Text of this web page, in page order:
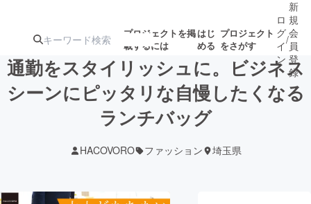
プロジェクトを掲
載するには
はじ
める
プロジェクト
をさがす
注目の新着プロ募集終了が近いプ
ロ
グ
イ
ン
/
新
規
会
員
登
録
通勤をスタイリッシュに。ビジネス
シーンにピッタリな自慢したくなる
ランチバッグ
HACOVORO ファッション 埼玉県